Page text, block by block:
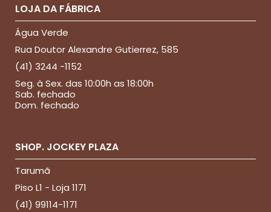
LOJA DA FÁBRICA
Água Verde
Rua Doutor Alexandre Gutierrez, 585
(41) 3244 -1152
Seg. à Sex. das 10:00h as 18:00h
Sab. fechado
Dom. fechado
SHOP. JOCKEY PLAZA
Tarumã
Piso L1 - Loja 1171
(41) 99114-1171